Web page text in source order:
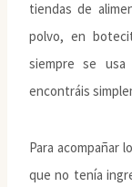
tiendas de
polvo, en
siempre se
encontráis
Para acompañar
que no tenía